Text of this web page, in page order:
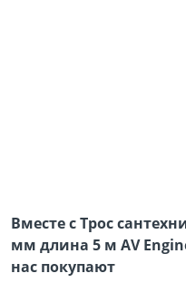
Вместе с Трос
мм длина 5 м AV
нас покупают